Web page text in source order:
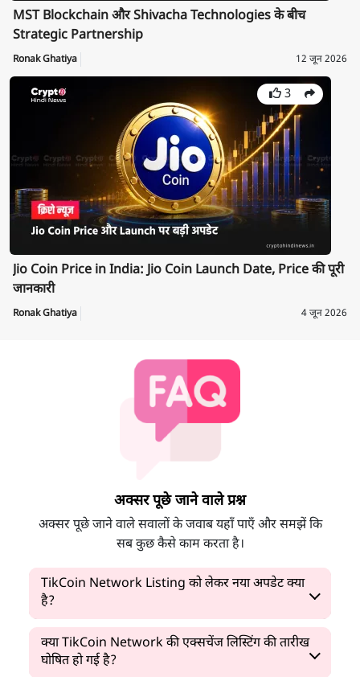
MST Blockchain और Shivacha Technologies के बीच
Strategic Partnership
Ronak Ghatiya 12 जून 2026
3
Jio Coin Price in India: Jio Coin Launch Date, Price की पूरी
जानकारी
Ronak Ghatiya 4 जून 2026
अक्सर पूछे जाने वाले प्रश्न
अक्सर पूछे जाने वाले सवालों के जवाब यहाँ पाएँ और समझें कि
सब कुछ कैसे काम करता है।
TikCoin Network Listing को लेकर नया अपडेट क्या
है?
क्या TikCoin Network की एक्सचेंज लिस्टिंग की तारीख
घोषित हो गई है?